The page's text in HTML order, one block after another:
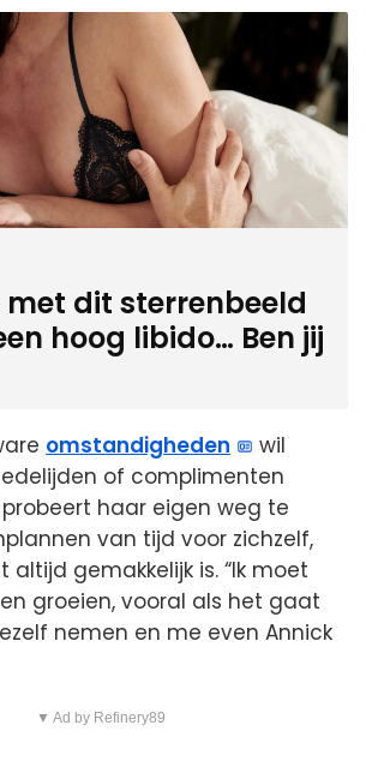
met dit sterrenbeeld
hoog libido… Ben jij
omstandigheden
wil
of complimenten
haar eigen weg te
van tijd voor zichzelf,
altijd gemakkelijk is. “Ik moet
groeien, vooral als het gaat
nemen en me even Annick
▼ Ad by Refinery89